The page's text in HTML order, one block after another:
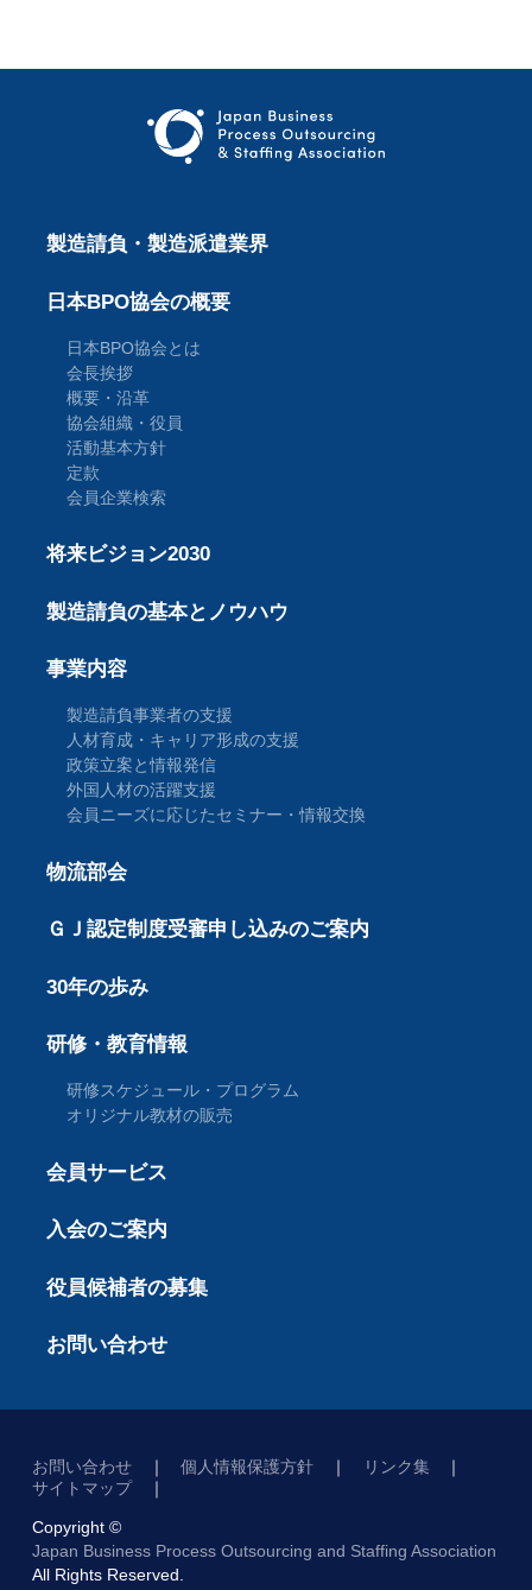
製造請負・製造派遣業界
日本BPO協会の概要
日本BPO協会とは
会長挨拶
概要・沿革
協会組織・役員
活動基本方針
定款
会員企業検索
将来ビジョン2030
製造請負の基本とノウハウ
事業内容
製造請負事業者の支援
人材育成・キャリア形成の支援
政策立案と情報発信
外国人材の活躍支援
会員ニーズに応じたセミナー・情報交換
物流部会
ＧＪ認定制度受審申し込みのご案内
30年の歩み
研修・教育情報
研修スケジュール・プログラム
オリジナル教材の販売
会員サービス
入会のご案内
役員候補者の募集
お問い合わせ
お問い合わせ 個人情報保護方針
リンク集
サイトマップ
Copyright ©
Japan Business Process Outsourcing and Staffing Association
All Rights Reserved.